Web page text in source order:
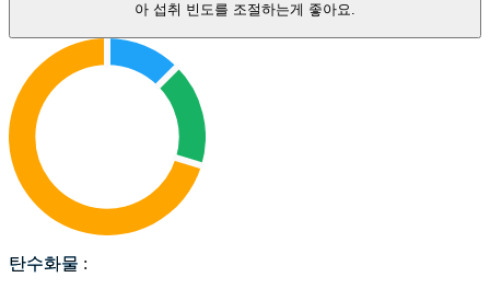
아 섭취 빈도를 조절하는게 좋아요.
탄수화물
탄수화물 :